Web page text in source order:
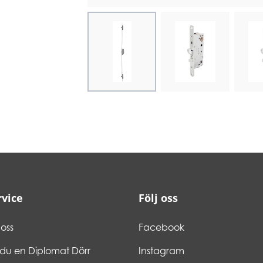
Choose image Choose image
en Diplomat Dörr
Följ oss
Facebook
Instagram